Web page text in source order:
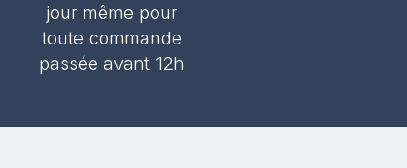
jour même pour
toute commande
passée avant 12h